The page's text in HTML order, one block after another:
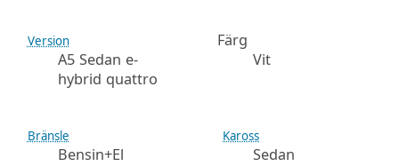
Version
A5 Sedan e-
hybrid quattro
Färg
Vit
Bränsle
Bensin+El
Kaross
Sedan